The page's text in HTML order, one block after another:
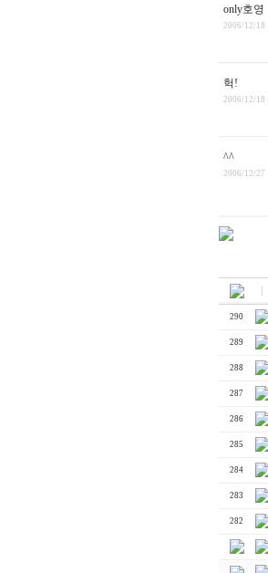
only호영
2006/12/18
헉!
2006/12/18
^^
2006/12/27
290
289
288
287
286
285
284
283
282